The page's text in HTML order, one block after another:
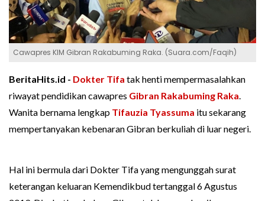
Cawapres KIM Gibran Rakabuming Raka. (Suara.com/Faqih)
BeritaHits.id - Dokter Tifa tak henti mempermasalahkan
riwayat pendidikan cawapres Gibran Rakabuming Raka.
Wanita bernama lengkap Tifauzia Tyassuma itu sekarang
mempertanyakan kebenaran Gibran berkuliah di luar negeri.
Hal ini bermula dari Dokter Tifa yang mengunggah surat
keterangan keluaran Kemendikbud tertanggal 6 Agustus